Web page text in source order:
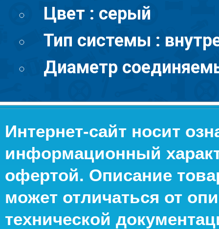
Цвет : серый
Тип системы :
Диаметр
Интернет-сайт носит
информационный
офертой. Описание
может отличаться от
технической